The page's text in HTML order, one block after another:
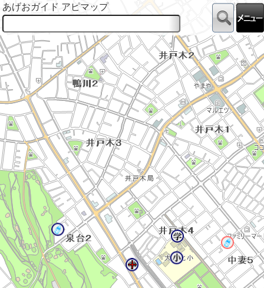
あげおガイド アピマップ